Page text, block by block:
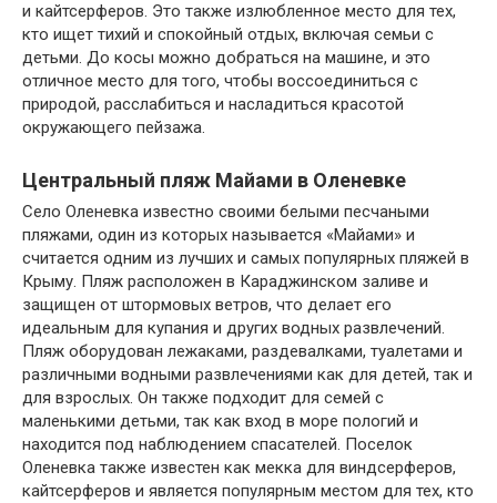
и кайтсерферов. Это также излюбленное место для тех,
кто ищет тихий и спокойный отдых, включая семьи с
детьми. До косы можно добраться на машине, и это
отличное место для того, чтобы воссоединиться с
природой, расслабиться и насладиться красотой
окружающего пейзажа.
Центральный пляж Майами в Оленевке
Село Оленевка известно своими белыми песчаными
пляжами, один из которых называется «Майами» и
считается одним из лучших и самых популярных пляжей в
Крыму. Пляж расположен в Караджинском заливе и
защищен от штормовых ветров, что делает его
идеальным для купания и других водных развлечений.
Пляж оборудован лежаками, раздевалками, туалетами и
различными водными развлечениями как для детей, так и
для взрослых. Он также подходит для семей с
маленькими детьми, так как вход в море пологий и
находится под наблюдением спасателей. Поселок
Оленевка также известен как мекка для виндсерферов,
кайтсерферов и является популярным местом для тех, кто